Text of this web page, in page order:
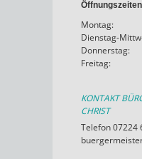
Montag:
Dienstag-
Donnerstag:
Freitag:
KONTAKT
CHRIST
Telefon 07224